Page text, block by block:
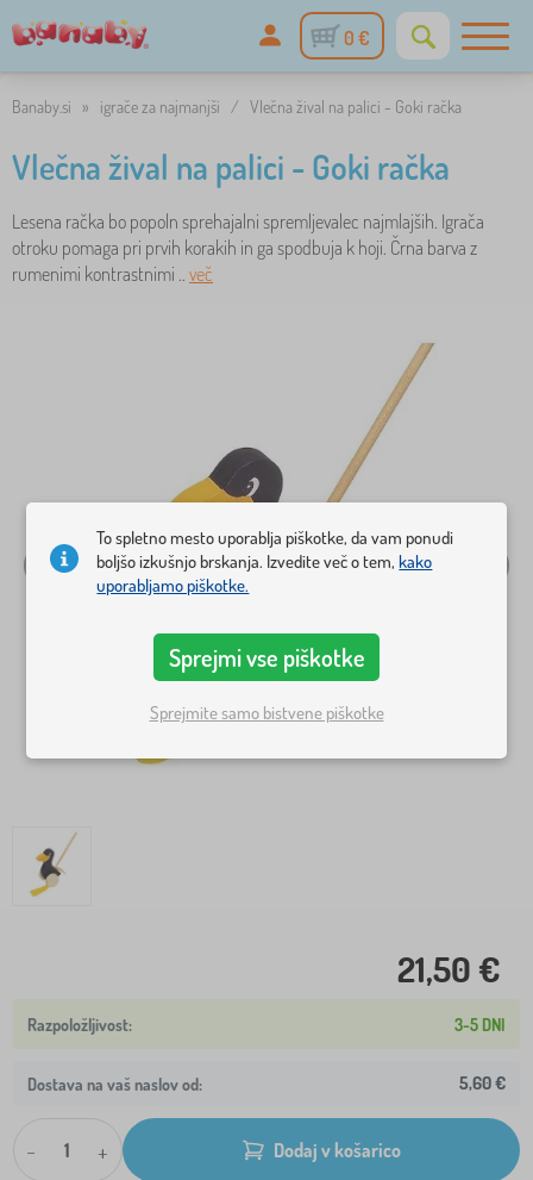
0 €
Banaby.si » igrače za najmanjši / Vlečna žival na palici - Goki račka
Vlečna žival na palici - Goki račka
Lesena račka bo popoln sprehajalni spremljevalec najmlajših. Igrača
otroku pomaga pri prvih korakih in ga spodbuja k hoji. Črna barva z
rumenimi kontrastnimi .. več
21,50 €
3-5 DNI
Dostava na vaš naslov od: 5,60 €
- + Dodaj v košarico
To spletno mesto uporablja piškotke, da vam ponudi
boljšo izkušnjo brskanja. Izvedite več o tem,kako
uporabljamo piškotke.
Sprejmi vse piškotke
Sprejmite samo bistvene piškotke